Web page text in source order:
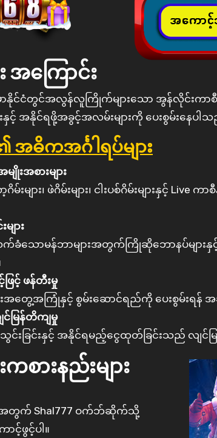
အကြောင်း
င့် အနိုင်ရဖို့အခွင့်အလမ်းများကို ပေးစွမ်းနေပါ
အဓိကအင်္ဂါရပ်များ
ျိုးအစားများ
းများ၊ ဖဲဂိမ်းများ၊ ငါးပစ်ဂိမ်းများနှင့် Live
ျား
ောမန်ဘာများအတွက်ကြိုဆိုဘောနပ်များနှင့် န
ြင့် ဖန်တီးမှု
တွေ့အကြုံနှင့် စွမ်းဆောင်ရည်ကို ပေးစွမ်းရန် အ
မြန်တိကျမှု
င်းခြင်းနှင့် အနိုင်ရမည့်ငွေထုတ်ခြင်းသည် လျင်
ကစားနည်းများ
အတွက် Shal777 ဝက်ဘ်ဆိုက်သို့
ာင့်ဖွင့်ပါ။